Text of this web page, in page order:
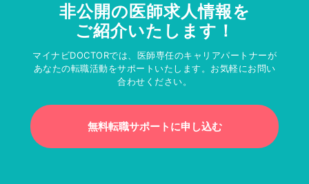
非公開の医師求人情報を
ご紹介いたします！
マイナビDOCTORでは、医師専任のキャリアパートナーが
あなたの転職活動をサポートいたします。お気軽にお問い
合わせください。
無料転職サポートに申し込む